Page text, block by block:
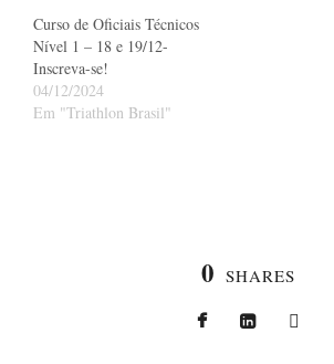
Curso de Oficiais Técnicos
Nível 1 – 18 e 19/12-
Inscreva-se!
04/12/2024
Em "Triathlon Brasil"
0 SHARES